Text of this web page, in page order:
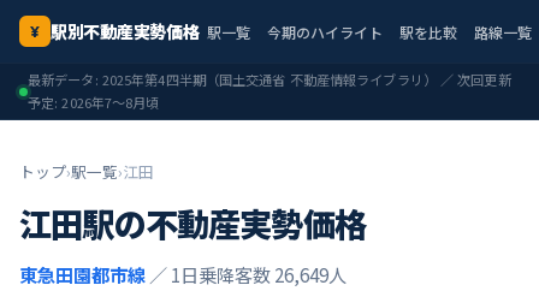
¥ 駅別不動産実勢価格 駅一覧 今期のハイライト 駅を比較 路線一覧
最新データ: 2025年第4四半期（国土交通省 不動産情報ライブラリ） ／ 次回更新
予定:2026年7〜8月頃
トップ›駅一覧›江田
江田駅の不動産実勢価格
東急田園都市線 ／ 1日乗降客数 26,649人